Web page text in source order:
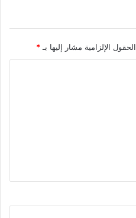
الحقول الإلزامية مشار إليها بـ*